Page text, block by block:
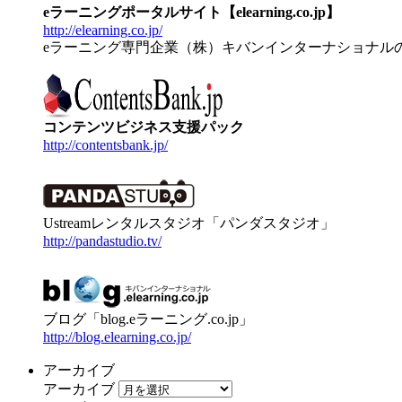
eラーニングポータルサイト【elearning.co.jp】
http://elearning.co.jp/
eラーニング専門企業（株）キバンインターナショナル
コンテンツビジネス支援パック
http://contentsbank.jp/
Ustreamレンタルスタジオ「パンダスタジオ」
http://pandastudio.tv/
ブログ「blog.eラーニング.co.jp」
http://blog.elearning.co.jp/
アーカイブ
アーカイブ